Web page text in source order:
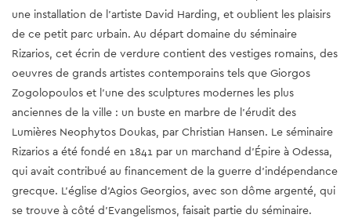
une installation de l'artiste David Harding, et oublient les plaisirs
de ce petit parc urbain. Au départ domaine du séminaire
Rizarios, cet écrin de verdure contient des vestiges romains, des
oeuvres de grands artistes contemporains tels que Giorgos
Zogolopoulos et l'une des sculptures modernes les plus
anciennes de la ville : un buste en marbre de l'érudit des
Lumières Neophytos Doukas, par Christian Hansen. Le séminaire
Rizarios a été fondé en 1841 par un marchand d'Épire à Odessa,
qui avait contribué au financement de la guerre d'indépendance
grecque. L'église d'Agios Georgios, avec son dôme argenté, qui
se trouve à côté d'Evangelismos, faisait partie du séminaire.